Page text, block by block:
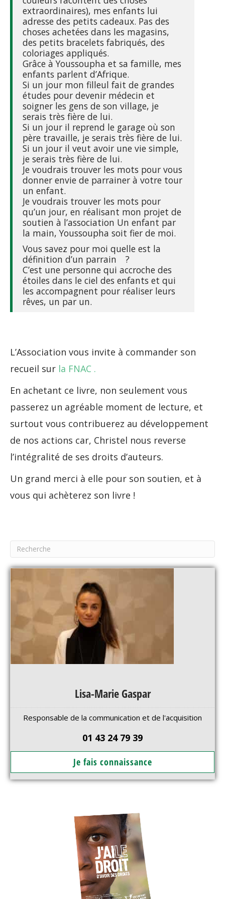
extraordinaires), mes enfants lui
adresse des petits cadeaux. Pas des
choses achetées dans les magasins,
des petits bracelets fabriqués, des
coloriages appliqués.
Grâce à Youssoupha et sa famille, mes
enfants parlent d’Afrique.
Si un jour mon filleul fait de grandes
études pour devenir médecin et
soigner les gens de son village, je
serais très fière de lui.
Si un jour il reprend le garage où son
père travaille, je serais très fière de lui.
Si un jour il veut avoir une vie simple,
je serais très fière de lui.
Je voudrais trouver les mots pour vous
donner envie de parrainer à votre tour
un enfant.
Je voudrais trouver les mots pour
qu’un jour, en réalisant mon projet de
soutien à l’association Un enfant par
la main, Youssoupha soit fier de moi.
Vous savez pour moi quelle est la
définition d’un parrain ?
C’est une personne qui accroche des
étoiles dans le ciel des enfants et qui
les accompagnent pour réaliser leurs
rêves, un par un.
L’Association vous invite à commander son
recueil sur la FNAC .
En achetant ce livre, non seulement vous
passerez un agréable moment de lecture, et
surtout vous contribuerez au développement
de nos actions car, Christel nous reverse
l’intégralité de ses droits d’auteurs.
Un grand merci à elle pour son soutien, et à
vous qui achèterez son livre !
Lisa-Marie Gaspar
Responsable de la communication et de l'acquisition
01 43 24 79 39
Je fais connaissance